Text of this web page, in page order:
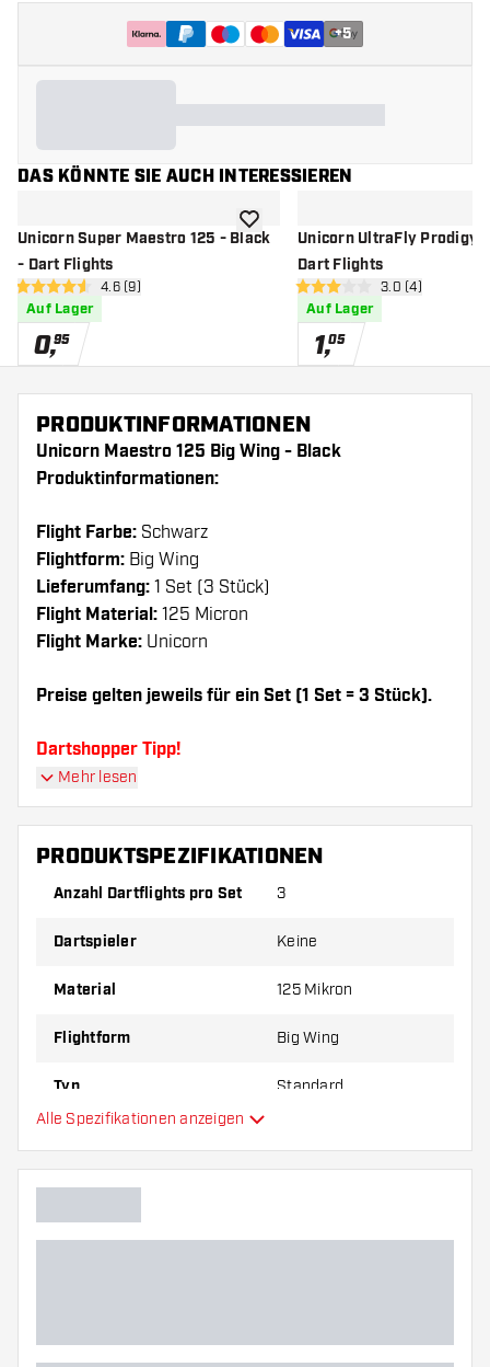
+5
DAS KÖNNTE SIE AUCH INTERESSIEREN
Unicorn Super Maestro 125 - Black
- Dart Flights
Bewertungsbereich öffnen
4.6 Bewertungssterne
4.6 (9)
Auf Lager
0,95
Zur Wunschliste hinzufügen
Unicorn UltraFly Prodigy
Dart Flights
3 Bewertungssterne
3.0 (4)
Auf Lager
1,05
PRODUKTINFORMATIONEN
Unicorn Maestro 125 Big Wing - Black
Produktinformationen:
Flight Farbe: Schwarz
Flightform: Big Wing
Lieferumfang: 1 Set (3 Stück)
Flight Material: 125 Micron
Flight Marke: Unicorn
Preise gelten jeweils für ein Set (1 Set = 3 Stück).
Dartshopper Tipp!
Sorgen Sie für genügend Ersatz Flights und
abnutzen oder brechen.
Material oder eine andere Dicke der Flights aus,
um herauszufinden, welche Variante am besten
Mehr lesen
PRODUKTSPEZIFIKATIONEN
Anzahl Dartflights pro Set 3
Dartspieler Keine
Material 125 Mikron
Flightform Big Wing
Typ Standard
Hauptfarbe
Alle Spezifikationen anzeigen